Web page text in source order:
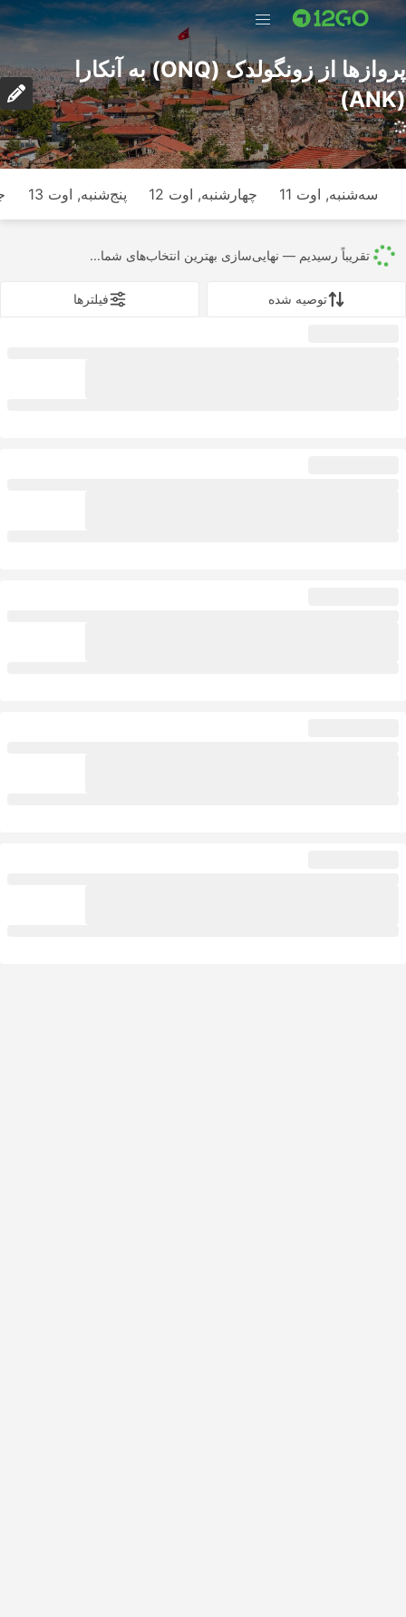
پرواز‌ها از زونگولدک (ONQ) به آنکارا
(ANK)
سه‌شنبه, اوت 11 چهارشنبه, اوت 12 پنج‌شنبه, اوت 13
تقریباً رسیدیم — نهایی‌سازی بهترین انتخاب‌های شما...
توصیه شده فیلتر‌ها